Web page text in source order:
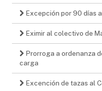
Excepción por 90 días
Eximir al colectivo de
Prorroga a ordenanza
carga
Excención de tazas al